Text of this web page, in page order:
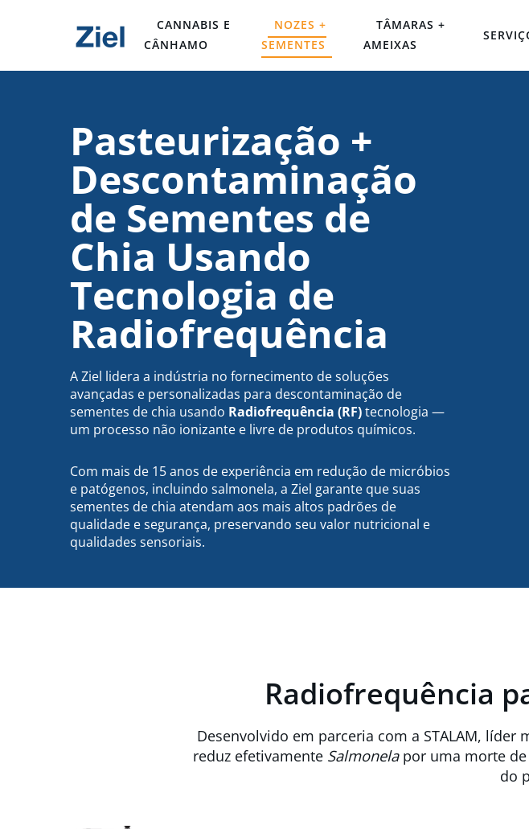
CANNABIS E
CÂNHAMO
NOZES +
SEMENTES
TÂMARAS +
AMEIXAS
Pasteurização +
Descontaminação
de Sementes de
Chia Usando
Tecnologia de
Radiofrequência
A Ziel lidera a indústria no fornecimento de soluções
avançadas e personalizadas para descontaminação de
sementes de chia usando Radiofrequência (RF)tecnologia —
um processo não ionizante e livre de produtos químicos.
Com mais de 15 anos de experiência em redução de micróbios
e patógenos, incluindo salmonela, a Ziel garante que suas
sementes de chia atendam aos mais altos padrões de
qualidade e segurança, preservando seu valor nutricional e
qualidades sensoriais.
Radiofrequência
Desenvolvido em parceria com a STALAM,
reduz efetivamente Salmonela por uma morte
do